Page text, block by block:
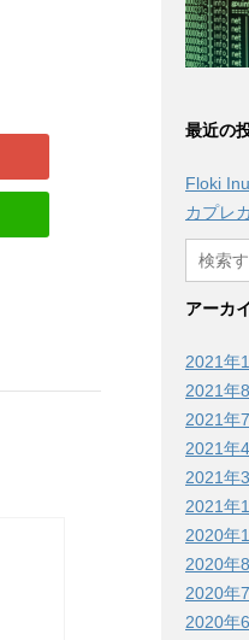
最近の
Floki
カプレ
アーカ
2021年
2021年
2021年
2021年
2021年
2021年
2020年
2020年
2020年
2020年